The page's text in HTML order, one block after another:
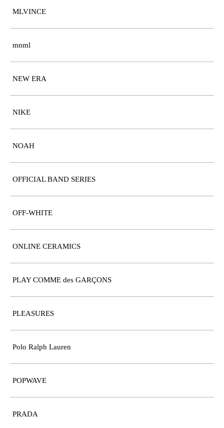
MLVINCE
mnml
NEW ERA
NIKE
NOAH
OFFICIAL BAND SERIES
OFF-WHITE
ONLINE CERAMICS
PLAY COMME des GARÇONS
PLEASURES
Polo Ralph Lauren
POPWAVE
PRADA